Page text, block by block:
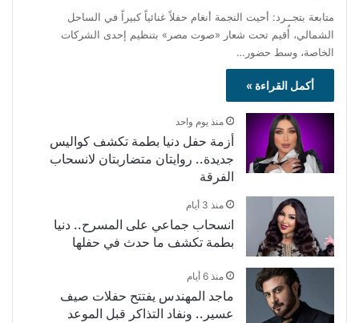
متابعة بتجــرد: أحيت النجمة أنغام حفلاً غنائياً كبيراً في الساحل
الشمالي، أُقيم تحت شعار «صوت مصر» بتنظيم إحدى الشركات
الخاصة، وسط حضور…
أكمل القراءة »
منذ يوم واحد
أزمة حفل دنيا بطمة تكشف كواليس
جديدة.. روايتان متضاربتان لانسحاب
الفرقة
منذ 3 أيام
انسحاب جماعي على المسرح.. دنيا
بطمة تكشف ما حدث في حفلها
منذ 6 أيام
ماجد المهندس يفتتح حفلات صيف
عسير.. ونفاد التذاكر قبل الموعد